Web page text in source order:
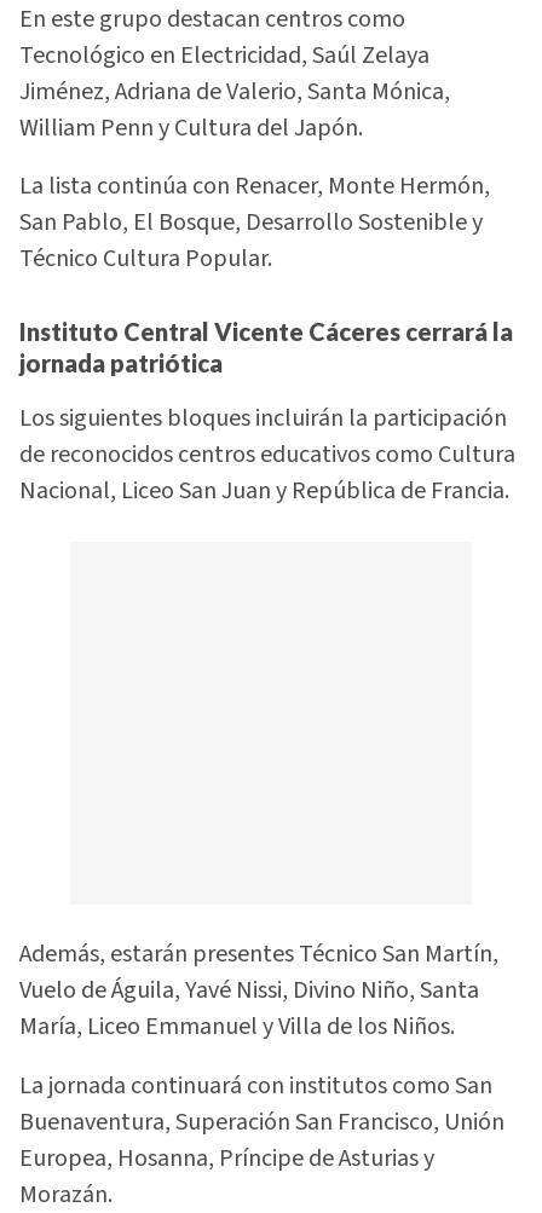
En este grupo destacan centros como
Tecnológico en Electricidad, Saúl Zelaya
Jiménez, Adriana de Valerio, Santa Mónica,
William Penn y Cultura del Japón.
La lista continúa con Renacer, Monte Hermón,
San Pablo, El Bosque, Desarrollo Sostenible y
Técnico Cultura Popular.
Instituto Central Vicente Cáceres cerrará la
jornada patriótica
Los siguientes bloques incluirán la participación
de reconocidos centros educativos como Cultura
Nacional, Liceo San Juan y República de Francia.
Además, estarán presentes Técnico San Martín,
Vuelo de Águila, Yavé Nissi, Divino Niño, Santa
María, Liceo Emmanuel y Villa de los Niños.
La jornada continuará con institutos como San
Buenaventura, Superación San Francisco, Unión
Europea, Hosanna, Príncipe de Asturias y
Morazán.